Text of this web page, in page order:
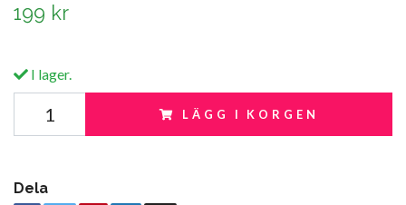
199 kr
I lager.
LÄGG I KORGEN
Dela